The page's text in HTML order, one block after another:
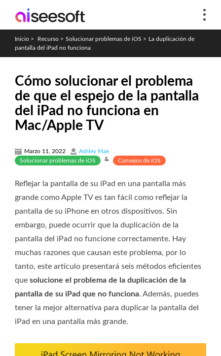
Inicio > Recurso > Solucionar problemas de iOS > La duplicación de
pantalla del iPad no funciona
Cómo solucionar el problema
de que el espejo de la pantalla
del iPad no funciona en
Mac/Apple TV
Marzo 11, 2022
Ashley Mae
Solucionar problemas de iOS
& Consejos de iOS
Reflejar la pantalla de su iPad en una pantalla más
grande como Apple TV es tan fácil como reflejar la
pantalla de su iPhone en otros dispositivos. Sin
embargo, puede ocurrir que la duplicación de la
pantalla del iPad no funcione correctamente. Hay
muchas razones que causan este problema, por lo
tanto, este artículo presentará seis métodos eficientes
que solucione el problema de la duplicación de la
pantalla de su iPad que no funciona. Además, puedes
tener la mejor alternativa para duplicar la pantalla del
iPad en una pantalla más grande.